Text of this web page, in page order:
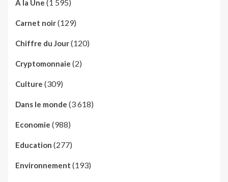
A la Une (1 595)
Carnet noir(129)
Chiffre du Jour(120)
Cryptomonnaie (2)
Culture (309)
Dans le monde (3 618)
Economie (988)
Education (277)
Environnement (193)